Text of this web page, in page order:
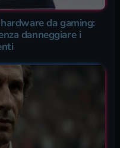
da gaming:
danneggiare i